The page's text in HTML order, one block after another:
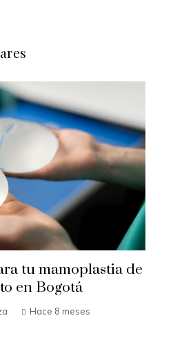
enfermería en Panamá
con alto potencial
Hilda Loaiza Hace 9 meses